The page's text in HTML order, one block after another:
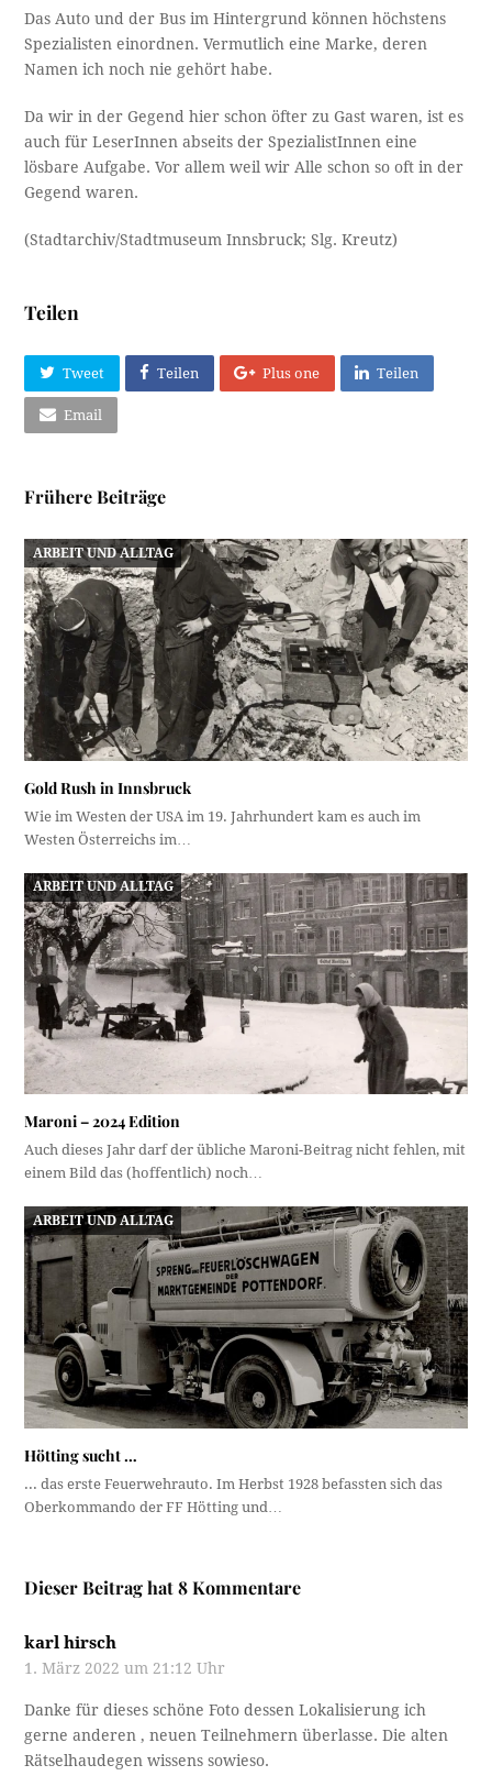
Das Auto und der Bus im Hintergrund können höchstens
Spezialisten einordnen. Vermutlich eine Marke, deren
Namen ich noch nie gehört habe.
Da wir in der Gegend hier schon öfter zu Gast waren, ist es
auch für LeserInnen abseits der SpezialistInnen eine
lösbare Aufgabe. Vor allem weil wir Alle schon so oft in der
Gegend waren.
(Stadtarchiv/Stadtmuseum Innsbruck; Slg. Kreutz)
Teilen
Tweet Teilen Plus one Teilen
Email
Frühere Beiträge
ARBEIT UND ALLTAG
Gold Rush in Innsbruck
Wie im Westen der USA im 19. Jahrhundert kam es auch im
Westen Österreichs im…
ARBEIT UND ALLTAG
Maroni – 2024 Edition
Auch dieses Jahr darf der übliche Maroni-Beitrag nicht fehlen, mit
einem Bild das (hoffentlich) noch…
ARBEIT UND ALLTAG
Hötting sucht …
... das erste Feuerwehrauto. Im Herbst 1928 befassten sich das
Oberkommando der FF Hötting und…
Dieser Beitrag hat 8 Kommentare
karl hirsch
1. März 2022 um 21:12 Uhr
Danke für dieses schöne Foto dessen Lokalisierung ich
gerne anderen , neuen Teilnehmern überlasse. Die alten
Rätselhaudegen wissens sowieso.